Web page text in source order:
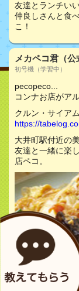
友達とランチい
仲良しさんと食
こ！
メカペコ君（公
初号機（学習中）
pecopeco...
コンナお店がア
クルン・サイア
https://
大井町駅付近の
友達と一緒に楽
店ペコ。